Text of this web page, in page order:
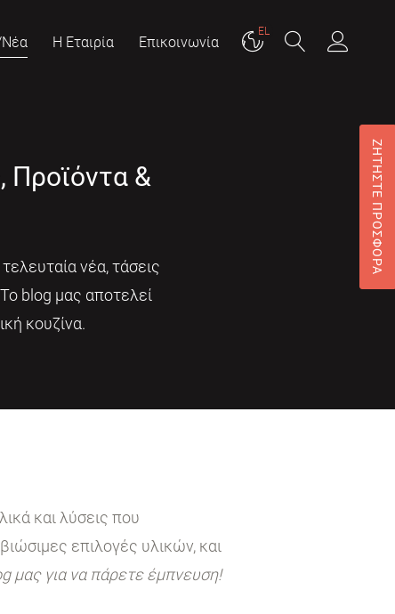
Η Εταιρία Επικοινωνία
EL
Προϊόντα &
νέα, τάσεις
blog μας αποτελεί
κουζίνα.
και λύσεις που
επιλογές υλικών, και
μας για να πάρετε έμπνευση!
ΖΗΤΗΣΤΕ ΠΡΟΣΦΟΡΑ